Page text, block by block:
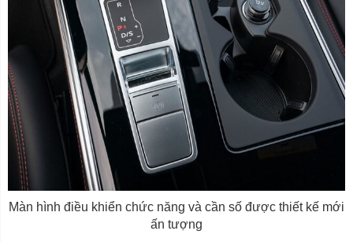
Màn hình điều khiển chức năng và cần số được thiết kế mới
ấn tượng